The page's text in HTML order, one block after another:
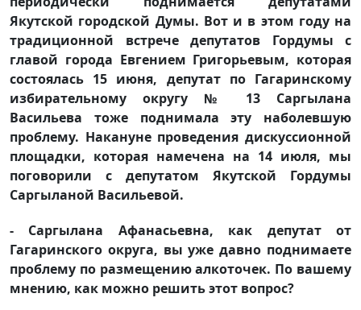
Якутской городской Думы. Вот и в этом году на
традиционной встрече депутатов Гордумы с
главой города Евгением Григорьевым, которая
состоялась 15 июня, депутат по Гагаринскому
избирательному округу № 13 Саргылана
Васильева тоже поднимала эту наболевшую
проблему. Накануне проведения дискуссионной
площадки, которая намечена на 14 июля, мы
поговорили с депутатом Якутской Гордумы
Саргыланой Васильевой.
- Саргылана Афанасьевна, как депутат от
Гагаринского округа, вы уже давно поднимаете
проблему по размещению алкоточек. По вашему
мнению, как можно решить этот вопрос?